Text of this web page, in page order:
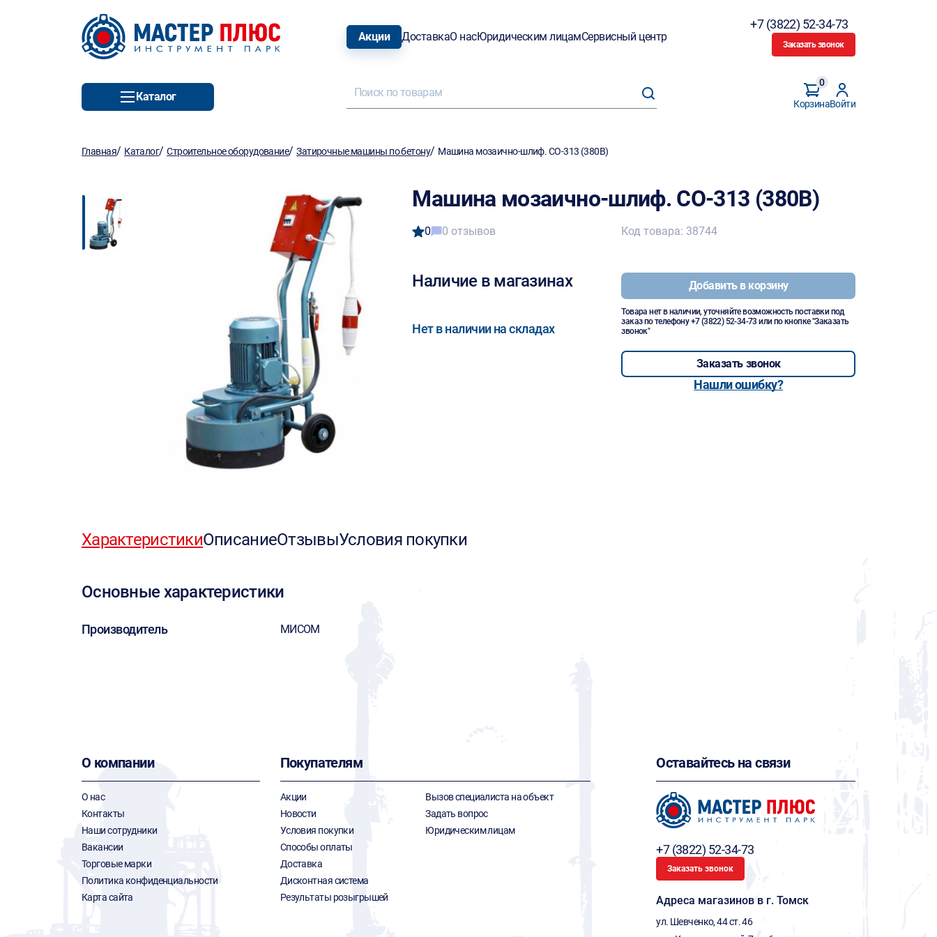
Акции ДоставкаО насЮридическим лицамСервисный центр
+7 (3822) 52-34-73
Заказать звонок
Каталог
Корзина
0
Войти
Главная/ Каталог/Строительное оборудование/Затирочные машины по бетону/ Машина мозаично-шлиф. СО-313 (380В)
Машина мозаично-шлиф. СО-313 (380В)
0 0 отзывов
Наличие в магазинах
Нет в наличии на складах
Код товара: 38744
Добавить в корзину
Товара нет в наличии, уточняйте возможность поставки под
заказ по телефону+7 (3822) 52-34-73 или по кнопке "Заказать
звонок"
Заказать звонок
Нашли ошибку?
ХарактеристикиОписаниеОтзывыУсловия покупки
Основные характеристики
Производитель МИСОМ
О компании
О нас
Контакты
Наши сотрудники
Вакансии
Торговые марки
Политика конфиденциальности
Карта сайта
Покупателям
Акции
Новости
Условия покупки
Способы оплаты
Доставка
Дисконтная система
Результаты розыгрышей
Вызов специалиста на объект
Задать вопрос
Юридическим лицам
Оставайтесь на связи
+7 (3822) 52-34-73
Заказать звонок
Адреса магазинов в г. Томск
ул. Шевченко, 44 ст. 46